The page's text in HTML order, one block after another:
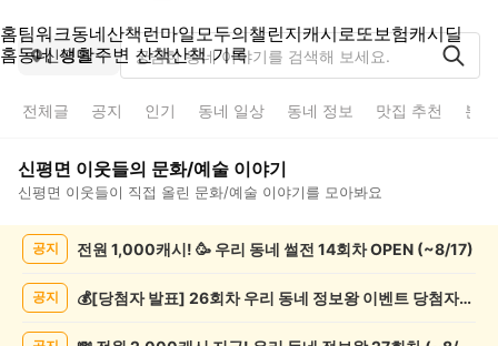
홈팀워크동네산책런마일모두의챌린지캐시로또보험캐시딜
홈동네 생활주변 산책산책 기록
신평면
전체글 공지 인기 동네 일상 동네 정보 맛집 추천 분
신평면 이웃들의 문화/예술 이야기
신평면 이웃들이 직접 올린 문화/예술 이야기를 모아봐요
공지 전원 1,000캐시! 🥳 우리 동네 썰전 14회차 OPEN (~8/17)
공지 💰[당첨자 발표] 26회차 우리 동네 정보왕 이벤트 당첨자를 발표합니다!